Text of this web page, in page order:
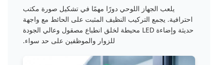
يلعب الجهاز اللوحي دورًا مهمًا في تشكيل صورة مكتب
احترافية. يجمع التركيب النظيف المثبت على الحائط مع واجهة
حديثة وإضاءة LED محيطة لخلق انطباع مصقول وعالي الجودة
للزوار والموظفين على حد سواء.